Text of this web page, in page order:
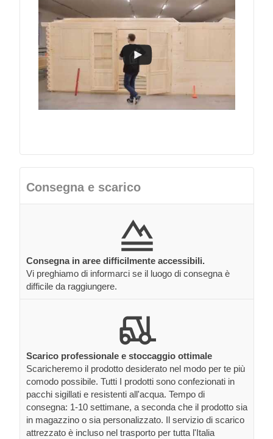
Consegna e scarico
Consegna in aree difficilmente accessibili.
Vi preghiamo di informarci se il luogo di consegna è
difficile da raggiungere.
Scarico professionale e stoccaggio ottimale
Scaricheremo il prodotto desiderato nel modo per te più
comodo possibile. Tutti I prodotti sono confezionati in
pacchi sigillati e resistenti all'acqua. Tempo di
consegna: 1-10 settimane, a seconda che il prodotto sia
in magazzino o sia personalizzato. Il servizio di scarico
attrezzato è incluso nel trasporto per tutta l'Italia